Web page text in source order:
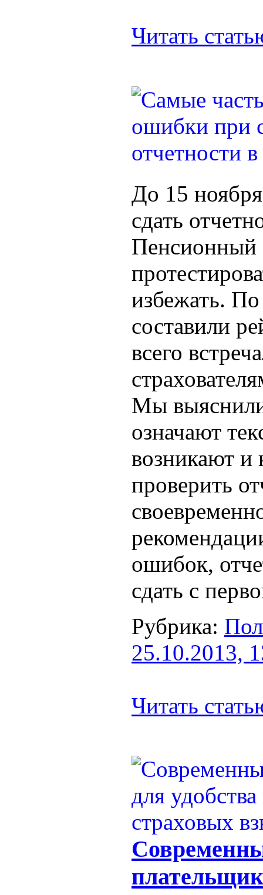
Читать
До 15
сдать
Пенсионный
избежать.
составили
всего
Мы
означают
возникают и
проверить
ошибок,
сдать с
Рубрика:
25.10.2013,
Читать